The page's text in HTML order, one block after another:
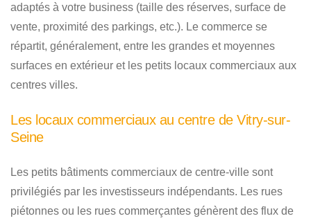
adaptés à votre business (taille des réserves, surface de
vente, proximité des parkings, etc.). Le commerce se
répartit, généralement, entre les grandes et moyennes
surfaces en extérieur et les petits locaux commerciaux aux
centres villes.
Les locaux commerciaux au centre de Vitry-sur-
Seine
Les petits bâtiments commerciaux de centre-ville sont
privilégiés par les investisseurs indépendants. Les rues
piétonnes ou les rues commerçantes génèrent des flux de